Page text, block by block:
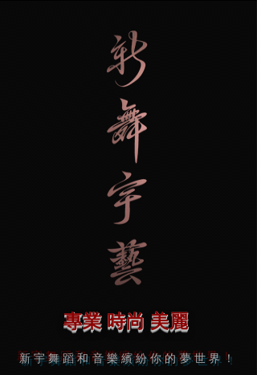
專業 時尚 美麗
新宇舞蹈和音樂繽紛你的夢世界！